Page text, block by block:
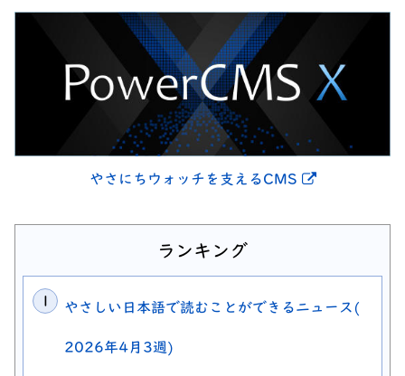
やさにちウォッチを支えるCMS 別ウィンド
ランキング
やさしい日本語で読むことができるニュース(
2026年4月3週)